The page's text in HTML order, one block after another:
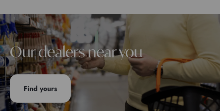
Our dealers near you
Find yours